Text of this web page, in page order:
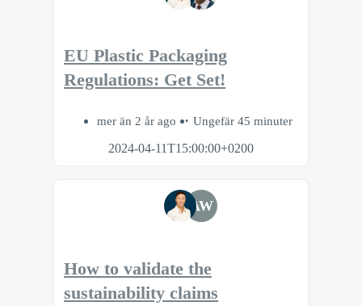
EU Plastic Packaging
Regulations: Get Set!
mer än 2 år ago
Ungefär 45 minuter
2024-04-11T15:00:00+0200
AW
How to validate the
sustainability claims